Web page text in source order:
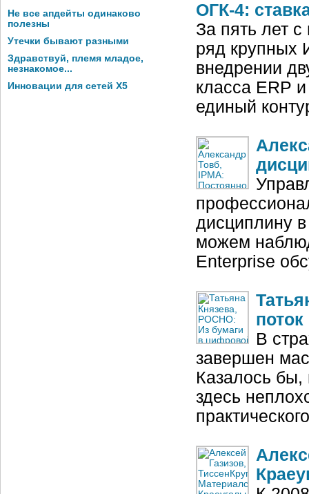
Не все апдейты одинаково
полезны
Утечки бывают разными
Здравствуй, племя младое,
незнакомое...
Инновации для сетей X5
ОГК-4:
За пять лет
ряд крупных
внедрении
класса ERP
единый
дисциплину
можем
Enterprise
поток
В
завершен
Казалось бы,
здесь